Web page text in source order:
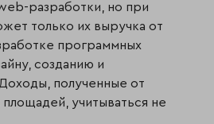
разработки, но при
только их выручка от
программных
созданию и
полученные от
учитываться не